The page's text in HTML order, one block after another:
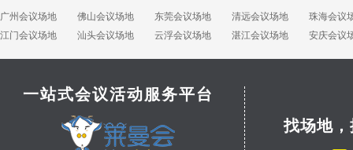
广州会议场地 佛山会议场地 东莞会议场地 清远会议场地
珠海会议
江门会议场地
汕头会议场地 云浮会议场地 湛江会议场地 安庆会议
一站式会议活动服务平台
找场地